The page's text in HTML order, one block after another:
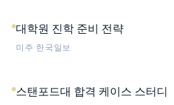
대학원 진학 준비 전략
미주 한국일보
스탠포드대 합격 케이스 스터디